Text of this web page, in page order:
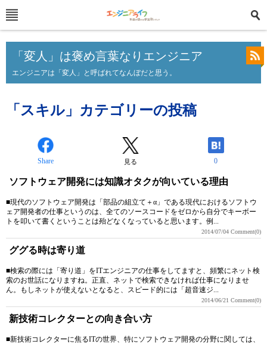
「変人」は褒め言葉なりエンジニア
エンジニアは「変人」と呼ばれてなんぼだと思う。
「スキル」カテゴリーの投稿
Share 見る 0
ソフトウェア開発には知識オタクが向いている理由
■現代のソフトウェア開発は「部品の組立て＋α」である現代におけるソフトウ
ェア開発者の仕事というのは、全てのソースコードをゼロから自分でキーボー
トを叩いて書くということは殆どなくなっていると思います。例...
2014/07/04 Comment(0)
ググる時は寄り道
■検索の際には「寄り道」をITエンジニアの仕事をしてますと、頻繁にネット検
索のお世話になりますね。正直、ネットで検索できなければ仕事になりませ
ん。もしネットが使えないとなると、スピード的には「超音速ジ...
2014/06/21 Comment(0)
新技術コレクターとの向き合い方
■新技術コレクターに焦るITの世界、特にソフトウェア開発の分野に関しては、